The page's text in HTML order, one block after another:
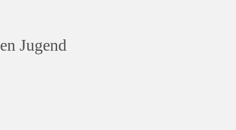
en Jugend